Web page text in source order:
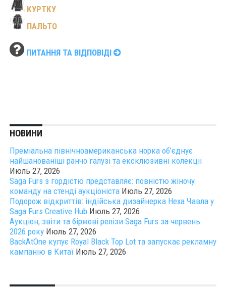
КУРТКУ
ПАЛЬТО
ПИТАННЯ ТА ВІДПОВІДІ
НОВИНИ
Преміальна північноамериканська норка об’єднує
найшанованіші ранчо галузі та ексклюзивні колекції
Июль 27, 2026
Saga Furs з гордістю представляє: повністю жіночу
команду на стенді аукціоніста Июль 27, 2026
Подорож відкриттів: індійська дизайнерка Неха Чавла у
Saga Furs Creative Hub Июль 27, 2026
Аукціон, звіти та біржові релізи Saga Furs за червень
2026 року Июль 27, 2026
BackAtOne купує Royal Black Top Lot та запускає рекламну
кампанію в Китаї Июль 27, 2026